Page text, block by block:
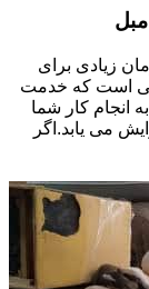
زیادی برای
است که خدمت
انجام کار شما
می یابد.اگر